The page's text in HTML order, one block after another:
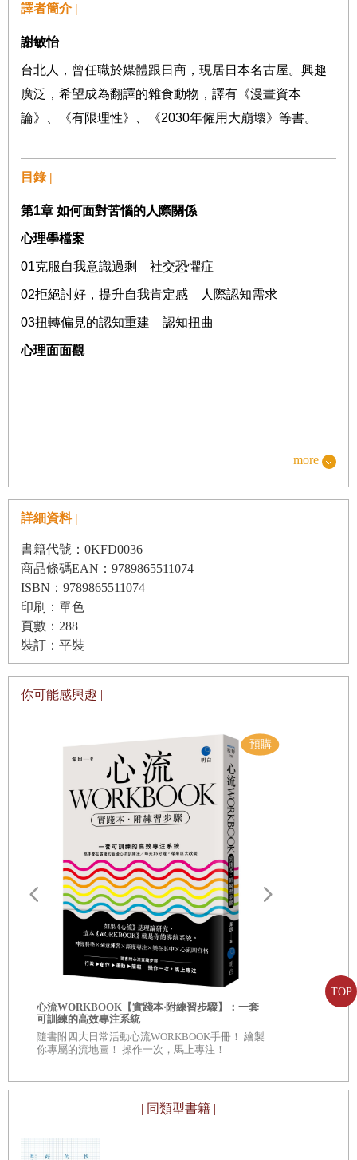
TOP
譯者簡介 |
謝敏怡
台北人，曾任職於媒體跟日商，現居日本名古屋。興趣
廣泛，希望成為翻譯的雜食動物，譯有《漫畫資本
論》、《有限理性》、《2030年僱用大崩壞》等書。
目錄 |
第1章 如何面對苦惱的人際關係
心理學檔案
01克服自我意識過剩 社交恐懼症
02拒絕討好，提升自我肯定感 人際認知需求
03扭轉偏見的認知重建 認知扭曲
心理面面觀
more
詳細資料 |
書籍代號：0KFD0036
商品條碼EAN：9789865511074
ISBN：9789865511074
印刷：單色
頁數：288
裝訂：平裝
你可能感興趣 |
心流WORKBOOK【實踐本‧附練習步驟】：一套
可訓練的高效專注系統
隨書附四大日常活動心流WORKBOOK手冊！ 繪製
你專屬的流地圖！ 操作一次，馬上專注！
自我批評也
| 同類型書籍 |